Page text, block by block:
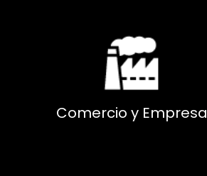
Comercio y Empresa